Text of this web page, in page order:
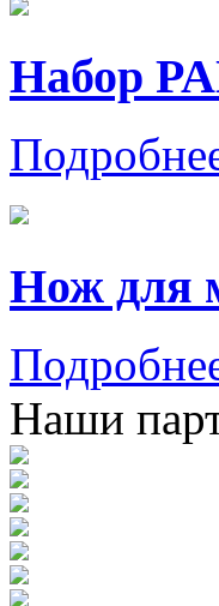
Набор
Нож для
Наши